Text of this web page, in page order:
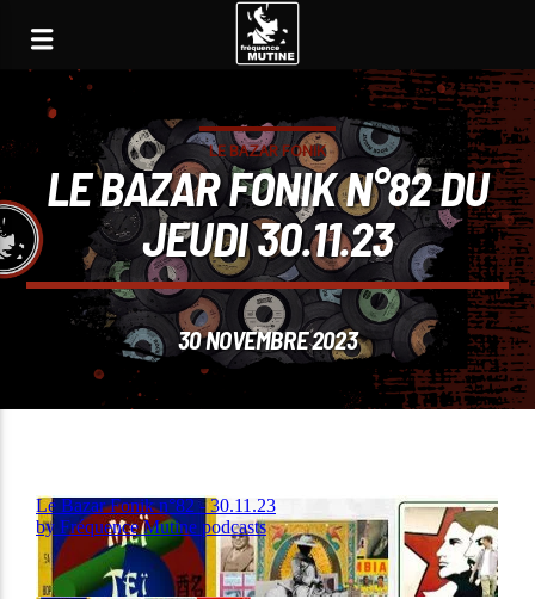
LE BAZAR FONIK
LE BAZAR FONIK N°82 DU
JEUDI 30.11.23
30 NOVEMBRE 2023